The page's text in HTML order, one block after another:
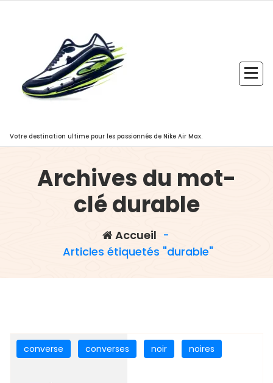
Votre destination ultime pour les passionnés de Nike Air Max.
Archives du mot-
clé durable
Accueil -
Articles étiquetés "durable"
converse converses noir noires